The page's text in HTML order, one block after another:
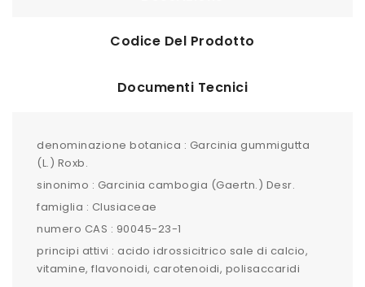
Codice Del Prodotto
Documenti Tecnici
denominazione botanica : Garcinia gummigutta
(L.) Roxb.
sinonimo : Garcinia cambogia (Gaertn.) Desr.
famiglia : Clusiaceae
numero CAS : 90045-23-1
principi attivi : acido idrossicitrico sale di calcio,
vitamine, flavonoidi, carotenoidi, polisaccaridi